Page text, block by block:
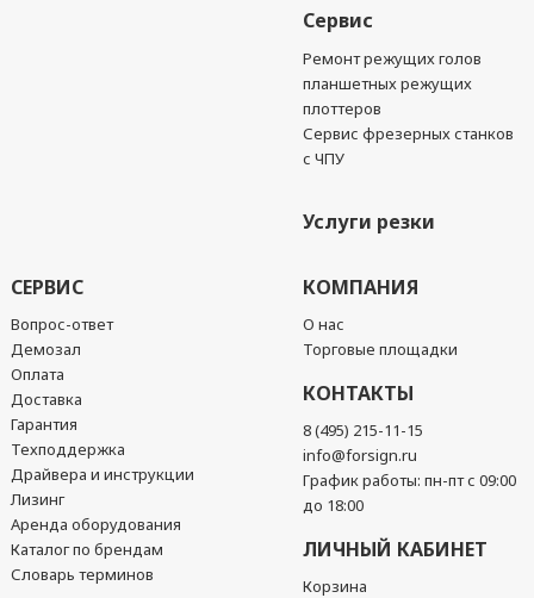
Сервис
Ремонт режущих голов
планшетных режущих
плоттеров
Сервис фрезерных станков
с ЧПУ
Услуги резки
СЕРВИС
Вопрос-ответ
Демозал
Оплата
Доставка
Гарантия
Техподдержка
Драйвера и инструкции
Лизинг
Аренда оборудования
Каталог по брендам
Словарь терминов
КОМПАНИЯ
О нас
Торговые площадки
КОНТАКТЫ
8 (495) 215-11-15
info@forsign.ru
График работы: пн-пт с 09:00
до 18:00
ЛИЧНЫЙ КАБИНЕТ
Корзина